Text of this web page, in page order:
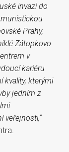
invazi do
Prahy,
Zátopkovo
v
kariéru
kvality, kterými
jedním z
veřejnosti,“